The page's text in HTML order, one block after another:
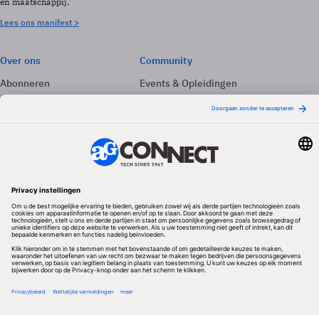
Lees ons manifest >
Over ons
Abonneren
Adverteren
Community
Events & Opleidingen
Nieuwsbrieven
Volg ons
Redactionele partner